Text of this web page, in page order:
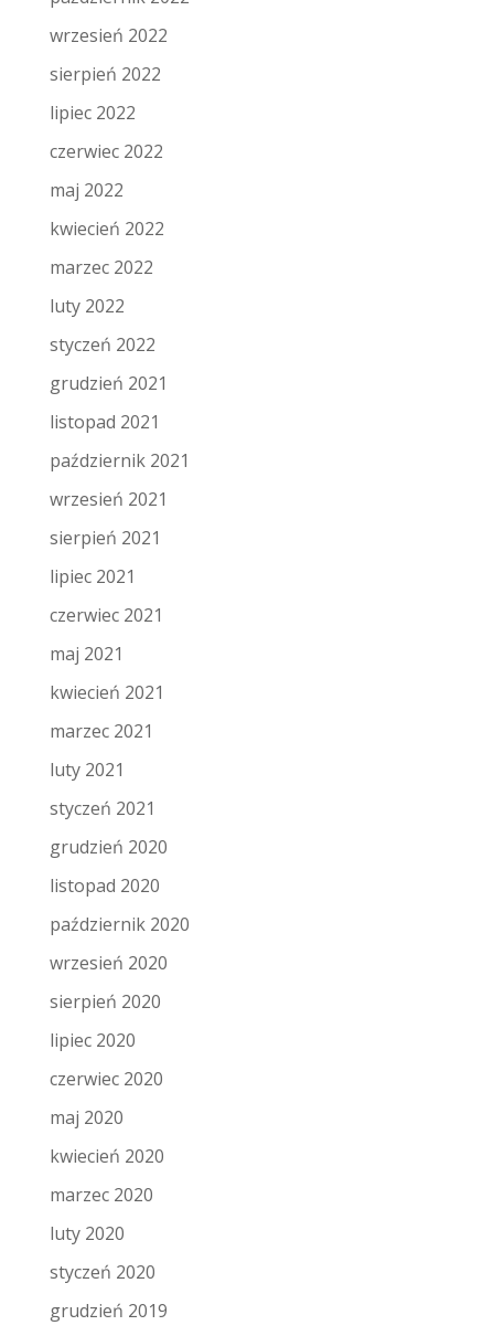
wrzesień 2022
sierpień 2022
lipiec 2022
czerwiec 2022
maj 2022
kwiecień 2022
marzec 2022
luty 2022
styczeń 2022
grudzień 2021
listopad 2021
październik 2021
wrzesień 2021
sierpień 2021
lipiec 2021
czerwiec 2021
maj 2021
kwiecień 2021
marzec 2021
luty 2021
styczeń 2021
grudzień 2020
listopad 2020
październik 2020
wrzesień 2020
sierpień 2020
lipiec 2020
czerwiec 2020
maj 2020
kwiecień 2020
marzec 2020
luty 2020
styczeń 2020
grudzień 2019